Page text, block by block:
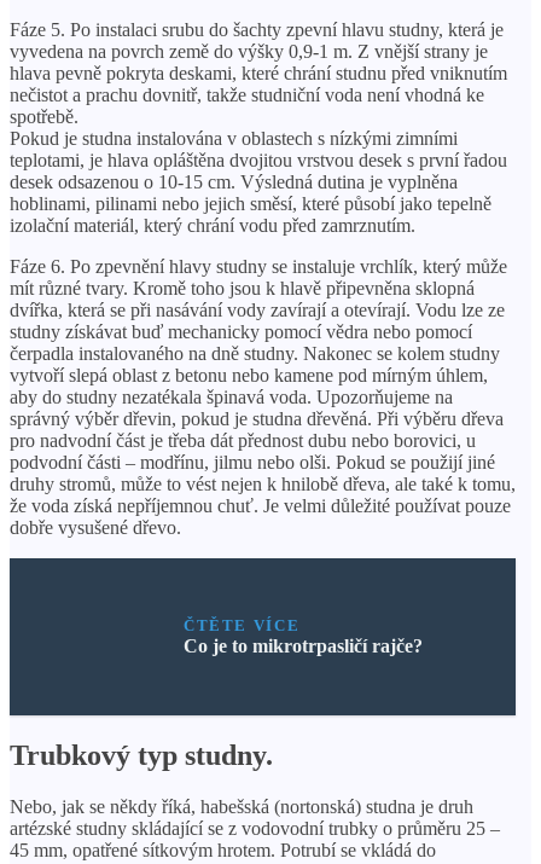
Fáze 5. Po instalaci srubu do šachty zpevní hlavu studny, která je
vyvedena na povrch země do výšky 0,9-1 m. Z vnější strany je
hlava pevně pokryta deskami, které chrání studnu před vniknutím
nečistot a prachu dovnitř, takže studniční voda není vhodná ke
spotřebě.
Pokud je studna instalována v oblastech s nízkými zimními
teplotami, je hlava opláštěna dvojitou vrstvou desek s první řadou
desek odsazenou o 10-15 cm. Výsledná dutina je vyplněna
hoblinami, pilinami nebo jejich směsí, které působí jako tepelně
izolační materiál, který chrání vodu před zamrznutím.
Fáze 6. Po zpevnění hlavy studny se instaluje vrchlík, který může
mít různé tvary. Kromě toho jsou k hlavě připevněna sklopná
dvířka, která se při nasávání vody zavírají a otevírají. Vodu lze ze
studny získávat buď mechanicky pomocí vědra nebo pomocí
čerpadla instalovaného na dně studny. Nakonec se kolem studny
vytvoří slepá oblast z betonu nebo kamene pod mírným úhlem,
aby do studny nezatékala špinavá voda. Upozorňujeme na
správný výběr dřevin, pokud je studna dřevěná. Při výběru dřeva
pro nadvodní část je třeba dát přednost dubu nebo borovici, u
podvodní části – modřínu, jilmu nebo olši. Pokud se použijí jiné
druhy stromů, může to vést nejen k hnilobě dřeva, ale také k tomu,
že voda získá nepříjemnou chuť. Je velmi důležité používat pouze
dobře vysušené dřevo.
ČTĚTE VÍCE
Co je to mikrotrpasličí rajče?
Trubkový typ studny.
Nebo, jak se někdy říká, habešská (nortonská) studna je druh
artézské studny skládající se z vodovodní trubky o průměru 25 –
45 mm, opatřené sítkovým hrotem. Potrubí se vkládá do